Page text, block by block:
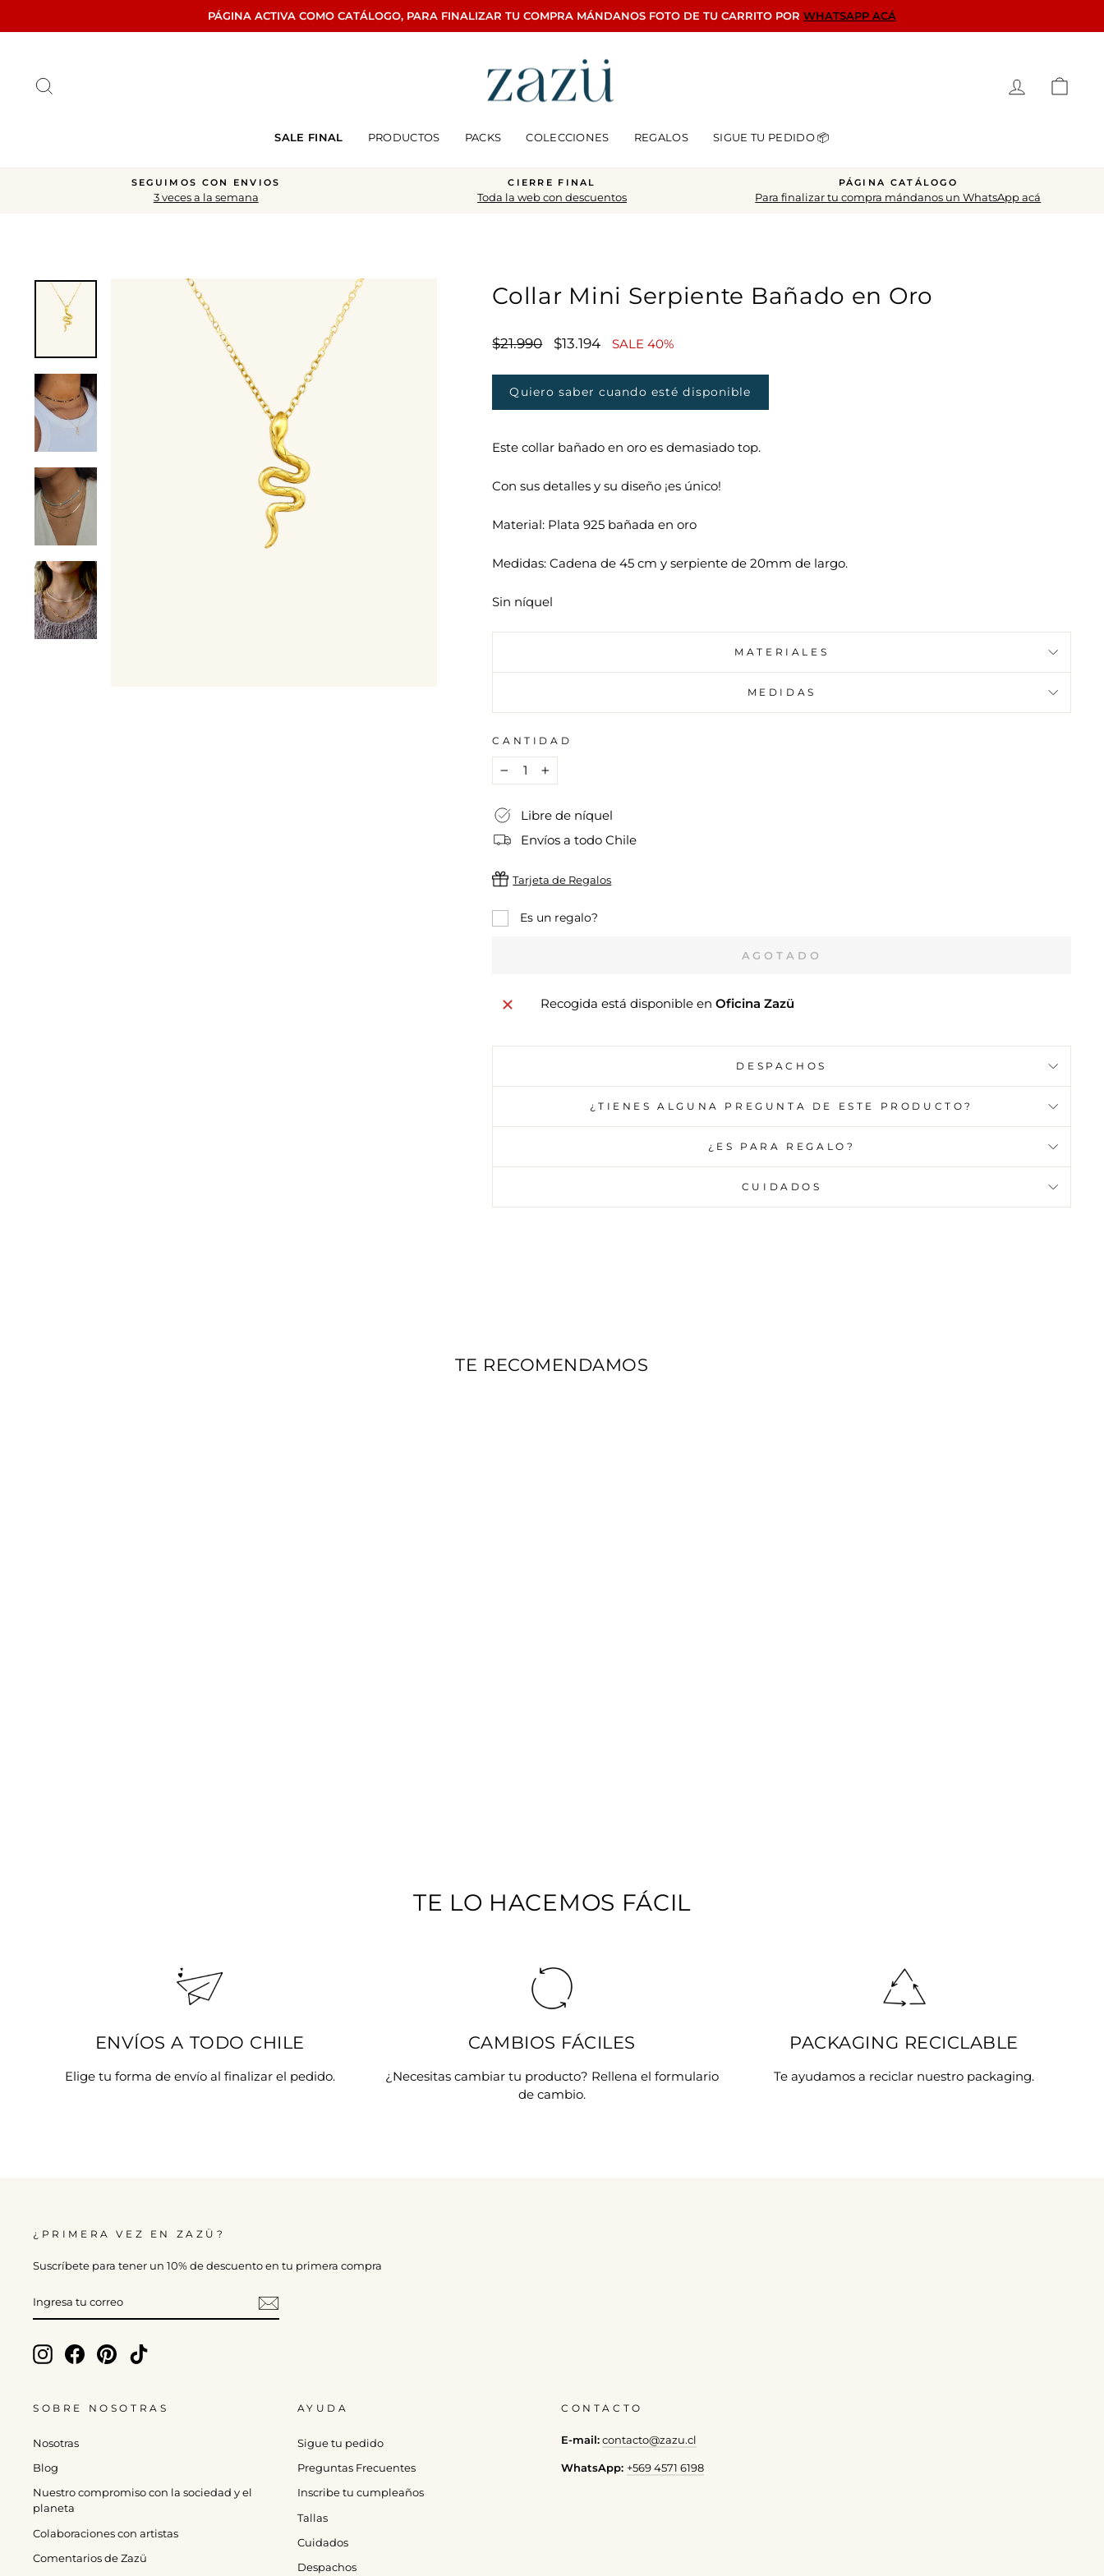
PÁGINA ACTIVA COMO CATÁLOGO, PARA FINALIZAR TU COMPRA MÁNDANOS FOTO DE TU CARRITO POR WHATSAPP ACÁ
Ingresar
SALE FINAL PRODUCTOS PACKS COLECCIONES REGALOS SIGUE TU PEDIDO 📦
diapositivas
SEGUIMOS CON ENVIOS
3 veces a la semana
CIERRE FINAL
Toda la web con descuentos
PÁGINA CATÁLOGO
Para finalizar tu compra mándanos un WhatsApp acá
Collar Mini Serpiente Bañado en Oro
Precio
$21.990
Precio
oferta
$13.194 SALE 40%
Quiero saber cuando esté disponible
Este collar bañado en oro es demasiado top.
Con sus detalles y su diseño ¡es único!
Material: Plata 925 bañada en oro
Medidas: Cadena de 45 cm y serpiente de 20mm de largo.
Sin níquel
MATERIALES
MEDIDAS
CANTIDAD
− +
Libre de níquel
Envíos a todo Chile
Tarjeta de Regalos
Es un regalo?
AGOTADO
Recogida está disponible en Oficina Zazü
DESPACHOS
¿TIENES ALGUNA PREGUNTA DE ESTE PRODUCTO?
¿ES PARA REGALO?
CUIDADOS
TE RECOMENDAMOS
TE LO HACEMOS FÁCIL
ENVÍOS A TODO CHILE
Elige tu forma de envío al finalizar el pedido.
CAMBIOS FÁCILES
¿Necesitas cambiar tu producto? Rellena el formulario
de cambio.
PACKAGING RECICLABLE
Te ayudamos a reciclar nuestro packaging.
¿PRIMERA VEZ EN ZAZÜ?
Suscríbete para tener un 10% de descuento en tu primera compra
TU
CORREO
InstagramFacebookPinterest
SOBRE NOSOTRAS
Nosotras
Blog
Nuestro compromiso con la sociedad y el
planeta
Colaboraciones con artistas
Comentarios de Zazü
AYUDA
Sigue tu pedido
Preguntas Frecuentes
Inscribe tu cumpleaños
Tallas
Cuidados
Despachos
CONTACTO
E-mail: contacto@zazu.cl
WhatsApp: +569 4571 6198